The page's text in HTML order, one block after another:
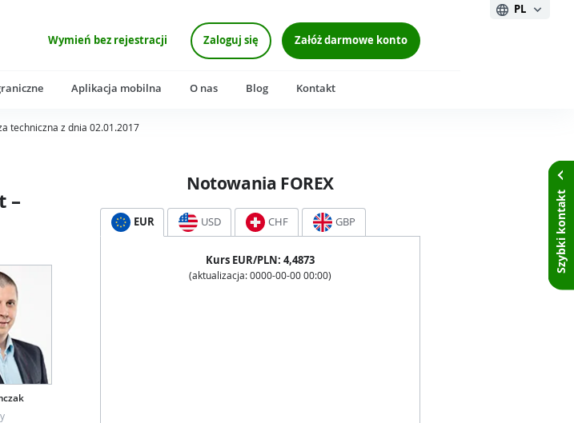
Wymień bez rejestracji Zaloguj się Załóż darmowe konto
PL
Aplikacja mobilna O nas Blog Kontakt
techniczna z dnia 02.01.2017
–
Notowania FOREX
EUR USD CHF GBP
Kurs EUR/PLN: 4,4873
(aktualizacja: 0000-00-00 00:00)
Szybki kontakt